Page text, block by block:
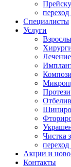
переход
Специалисты
Услуги
Чистка
переход
Акции и
Контакты